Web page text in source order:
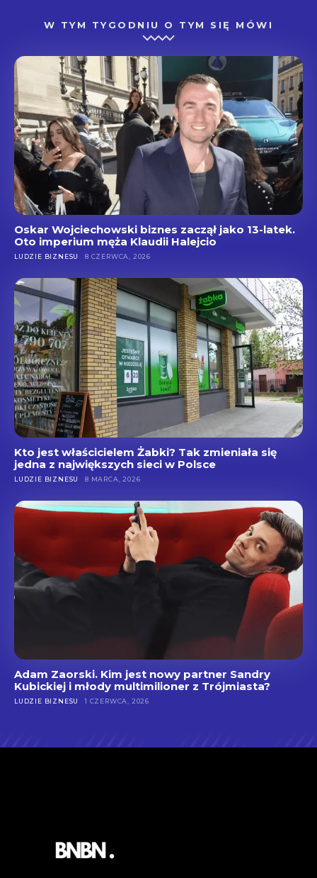
W TYM TYGODNIU O TYM SIĘ MÓWI
Oskar Wojciechowski biznes zaczął jako 13-latek.
Oto imperium męża Klaudii Halejcio
LUDZIE BIZNESU 8 CZERWCA, 2026
Kto jest właścicielem Żabki? Tak zmieniała się
jedna z największych sieci w Polsce
LUDZIE BIZNESU 8 MARCA, 2026
Adam Zaorski. Kim jest nowy partner Sandry
Kubickiej i młody multimilioner z Trójmiasta?
LUDZIE BIZNESU 1 CZERWCA, 2026